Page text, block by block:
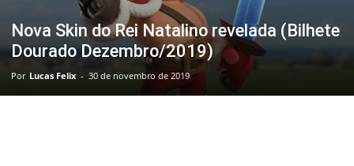
Nova Skin do Rei Natalino revelada (Bilhete
Dourado Dezembro/2019)
Por Lucas Felix - 30 de novembro de 2019